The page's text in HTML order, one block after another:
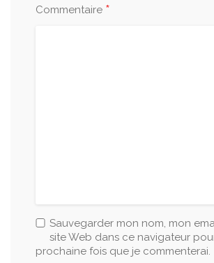
Commentaire *
Sauvegarder mon nom, mon
site Web dans ce navigateur
prochaine fois que je commenterai.